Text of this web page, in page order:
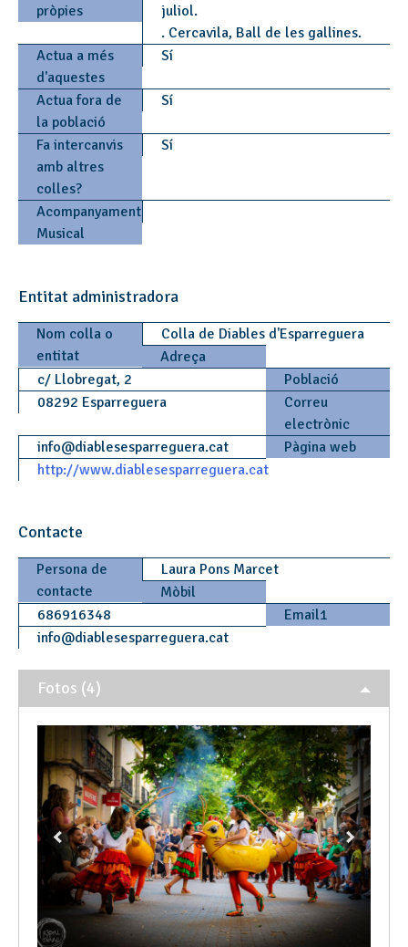
pròpies
juliol.
. Cercavila, Ball de les gallines.
Actua a més
d'aquestes
Sí
Actua fora de
la població
Sí
Fa intercanvis
amb altres
colles?
Sí
Acompanyament
Musical
Entitat administradora
Nom colla o
entitat
Colla de Diables d'Esparreguera
Adreça
c/ Llobregat, 2
Població
08292 Esparreguera
Correu
electrònic
info@diablesesparreguera.cat
Pàgina web
http://www.diablesesparreguera.cat
Contacte
Persona de
contacte
Laura Pons Marcet
Mòbil
686916348
Email1
info@diablesesparreguera.cat
Fotos (4)